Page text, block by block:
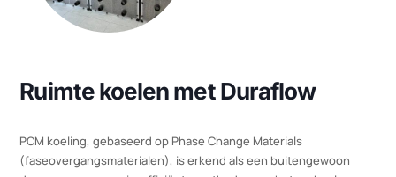
Ruimte koelen met Duraflow